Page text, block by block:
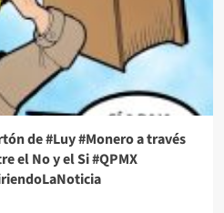
de #Luy #Monero a través
el No y el Si #QPMX